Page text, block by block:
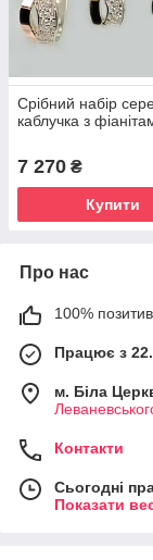
Срібний набір
каблучка з
7 270 ₴
Купити
Про нас
100%
Працює з
м. Біла
Контакти
Сьогодні
Показати